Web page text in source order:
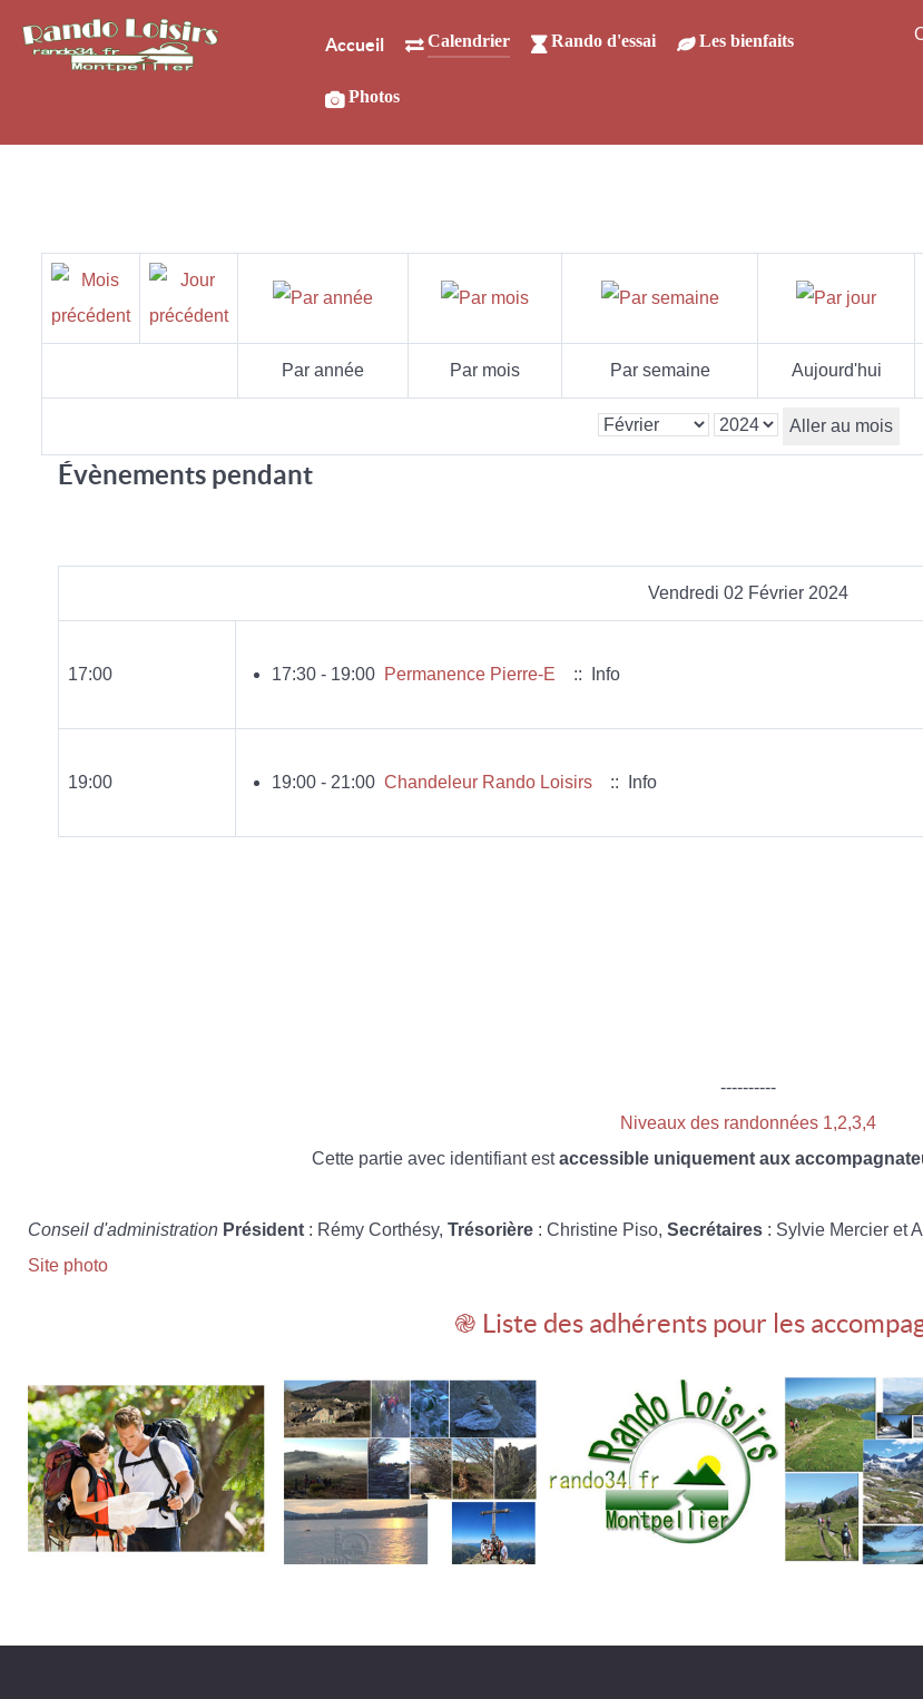
Accueil Calendrier Rando d'essai Les bienfaits
Photos
Par année Par mois Par semaine Aujourd'hui
Aller au mois
Évènements pendant
Vendredi 02 Février 2024
17:00 17:30 - 19:00 Permanence Pierre-E :: Info
19:00 19:00 - 21:00 Chandeleur Rando Loisirs :: Info
----------
Niveaux des randonnées 1,2,3,4
Cette partie avec identifiant estaccessible uniquement aux
Conseil d'administration Président : Rémy Corthésy, Trésorière : Christine Piso, Secrétaires : Sylvie Mercier et
Site photo
֎ Liste des adhérents pour les